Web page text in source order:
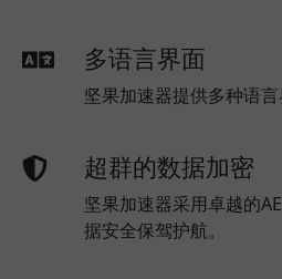
多语言界面
坚果加速器提供多种语言
超群的数据加密
坚果加速器采用卓越的
据安全保驾护航。